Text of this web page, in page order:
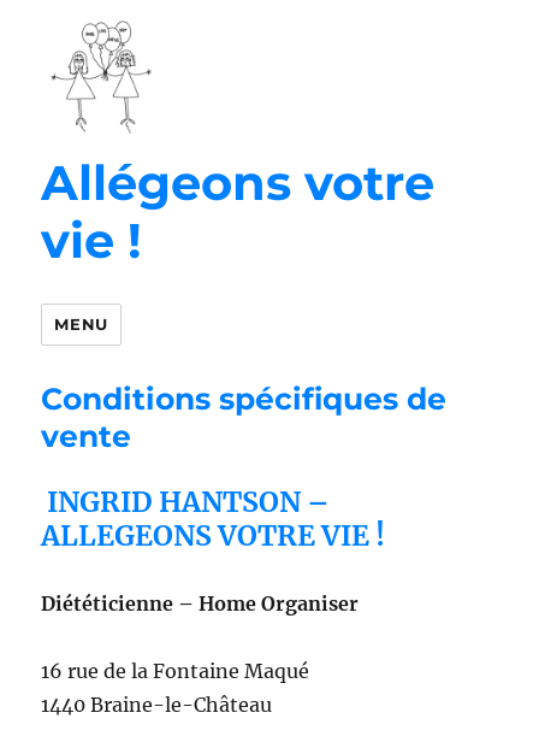
Allégeons votre
vie !
MENU
Conditions spécifiques de
vente
INGRID HANTSON –
ALLEGEONS VOTRE VIE !
Diététicienne – Home Organiser
16 rue de la Fontaine Maqué
1440 Braine-le-Château